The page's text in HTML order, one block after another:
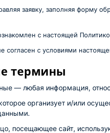
заявку, заполняя форму
с настоящей
согласен с условиями
термины
— любая информация,
организует и/или
посещающее сайт,